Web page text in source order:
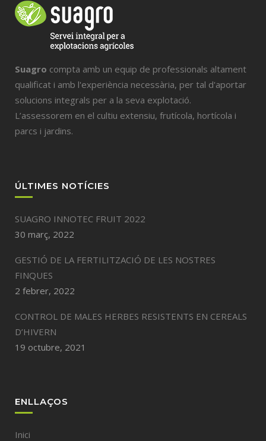
Suagro compta amb un equip de professionals altament
qualificat i amb l'experiència necessària, per tal d'aportar
solucions integrals per a la seva explotació.
L’assessorem en el cultiu extensiu, frutícola, hortícola i
parcs i jardins.
ÚLTIMES NOTÍCIES
SUAGRO INNOTEC FRUIT 2022
30 març, 2022
GESTIÓ DE LA FERTILITZACIÓ DE LES NOSTRES
FINQUES
2 febrer, 2022
CONTROL DE MALES HERBES RESISTENTS EN CEREALS
D’HIVERN
19 octubre, 2021
ENLLAÇOS
Inici